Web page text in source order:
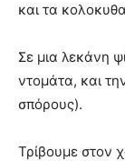
και τα
Σε μια λεκάνη
ντομάτα, και
σπόρους).
Τρίβουμε στον